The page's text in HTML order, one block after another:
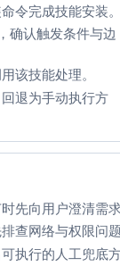
令完成技能安装。
确认触发条件与边
该技能处理。
退为手动执行方
先向用户澄清需求
查网络与权限问题
执行的人工兜底方